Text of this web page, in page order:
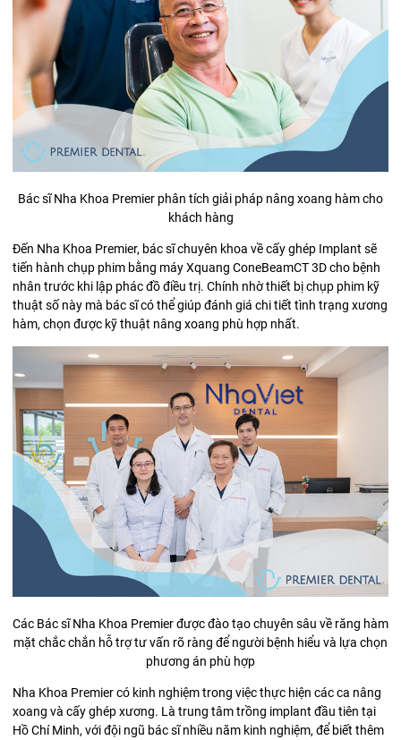
Bác sĩ Nha Khoa Premier phân tích giải pháp nâng xoang hàm cho
khách hàng
Đến Nha Khoa Premier, bác sĩ chuyên khoa về cấy ghép Implant sẽ
tiến hành chụp phim bằng máy Xquang ConeBeamCT 3D cho bệnh
nhân trước khi lập phác đồ điều trị. Chính nhờ thiết bị chụp phim kỹ
thuật số này mà bác sĩ có thể giúp đánh giá chi tiết tình trạng xương
hàm, chọn được kỹ thuật nâng xoang phù hợp nhất.
Các Bác sĩ Nha Khoa Premier được đào tạo chuyên sâu về răng hàm
mặt chắc chắn hỗ trợ tư vấn rõ ràng để người bệnh hiểu và lựa chọn
phương án phù hợp
Nha Khoa Premier có kinh nghiệm trong việc thực hiện các ca nâng
xoang và cấy ghép xương. Là trung tâm trồng implant đầu tiên tại
Hồ Chí Minh, vớiđội ngũ bác sĩ nhiều năm kinh nghiệm, để biết thêm